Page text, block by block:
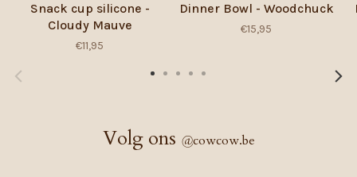
Snack cup silicone -
Cloudy Mauve
€11,95
Dinner Bowl - Woodchuck
€15,95
Volg ons @cowcow.be